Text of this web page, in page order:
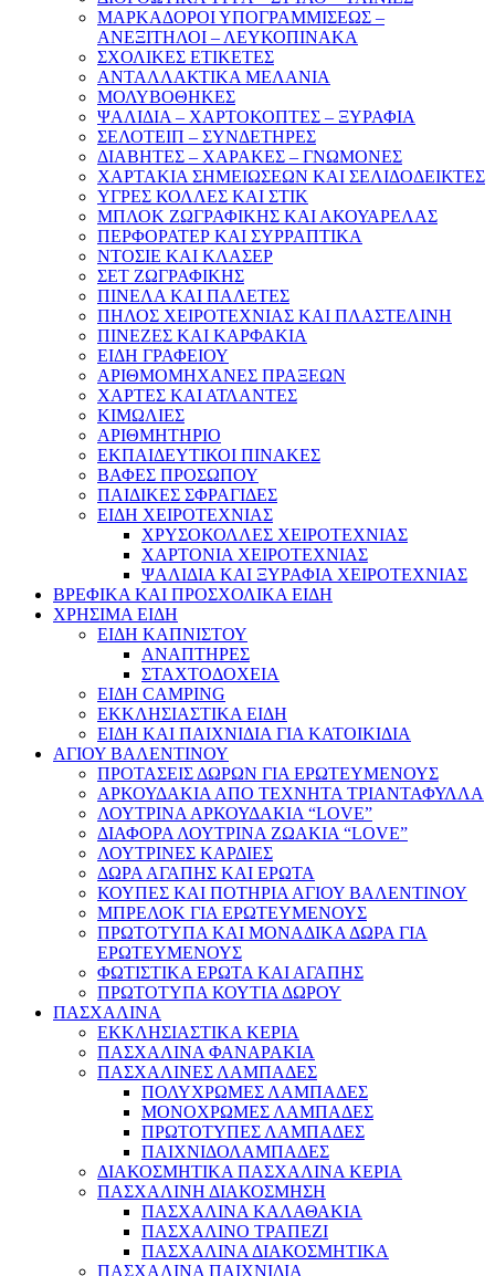
ΜΑΡΚΑΔΟΡΟΙ ΥΠΟΓΡΑΜΜΙΣΕΩΣ –
ΑΝΕΞΙΤΗΛΟΙ – ΛΕΥΚΟΠΙΝΑΚΑ
ΣΧΟΛΙΚΕΣ ΕΤΙΚΕΤΕΣ
ΑΝΤΑΛΛΑΚΤΙΚΑ ΜΕΛΑΝΙΑ
ΜΟΛΥΒΟΘΗΚΕΣ
ΨΑΛΙΔΙΑ – ΧΑΡΤΟΚΟΠΤΕΣ – ΞΥΡΑΦΙΑ
ΣΕΛΟΤΕΙΠ – ΣΥΝΔΕΤΗΡΕΣ
ΔΙΑΒΗΤΕΣ – ΧΑΡΑΚΕΣ – ΓΝΩΜΟΝΕΣ
ΧΑΡΤΑΚΙΑ ΣΗΜΕΙΩΣΕΩΝ ΚΑΙ ΣΕΛΙΔΟΔΕΙΚΤΕΣ
ΥΓΡΕΣ ΚΟΛΛΕΣ ΚΑΙ ΣΤΙΚ
ΜΠΛΟΚ ΖΩΓΡΑΦΙΚΗΣ ΚΑΙ ΑΚΟΥΑΡΕΛΑΣ
ΠΕΡΦΟΡΑΤΕΡ ΚΑΙ ΣΥΡΡΑΠΤΙΚΑ
ΝΤΟΣΙΕ ΚΑΙ ΚΛΑΣΕΡ
ΣΕΤ ΖΩΓΡΑΦΙΚΗΣ
ΠΙΝΕΛΑ ΚΑΙ ΠΑΛΕΤΕΣ
ΠΗΛΟΣ ΧΕΙΡΟΤΕΧΝΙΑΣ ΚΑΙ ΠΛΑΣΤΕΛΙΝΗ
ΠΙΝΕΖΕΣ ΚΑΙ ΚΑΡΦΑΚΙΑ
ΕΙΔΗ ΓΡΑΦΕΙΟΥ
ΑΡΙΘΜΟΜΗΧΑΝΕΣ ΠΡΑΞΕΩΝ
ΧΑΡΤΕΣ ΚΑΙ ΑΤΛΑΝΤΕΣ
ΚΙΜΩΛΙΕΣ
ΑΡΙΘΜΗΤΗΡΙΟ
ΕΚΠΑΙΔΕΥΤΙΚΟΙ ΠΙΝΑΚΕΣ
ΒΑΦΕΣ ΠΡΟΣΩΠΟΥ
ΠΑΙΔΙΚΕΣ ΣΦΡΑΓΙΔΕΣ
ΕΙΔΗ ΧΕΙΡΟΤΕΧΝΙΑΣ
ΧΡΥΣΟΚΟΛΛΕΣ ΧΕΙΡΟΤΕΧΝΙΑΣ
ΧΑΡΤΟΝΙΑ ΧΕΙΡΟΤΕΧΝΙΑΣ
ΨΑΛΙΔΙΑ ΚΑΙ ΞΥΡΑΦΙΑ ΧΕΙΡΟΤΕΧΝΙΑΣ
ΒΡΕΦΙΚΑ ΚΑΙ ΠΡΟΣΧΟΛΙΚΑ ΕΙΔΗ
ΧΡΗΣΙΜΑ ΕΙΔΗ
ΕΙΔΗ ΚΑΠΝΙΣΤΟΥ
ΑΝΑΠΤΗΡΕΣ
ΣΤΑΧΤΟΔΟΧΕΙΑ
ΕΙΔΗ CAMPING
ΕΚΚΛΗΣΙΑΣΤΙΚΑ ΕΙΔΗ
ΕΙΔΗ ΚΑΙ ΠΑΙΧΝΙΔΙΑ ΓΙΑ ΚΑΤΟΙΚΙΔΙΑ
ΑΓΙΟΥ ΒΑΛΕΝΤΙΝΟΥ
ΠΡΟΤΑΣΕΙΣ ΔΩΡΩΝ ΓΙΑ ΕΡΩΤΕΥΜΕΝΟΥΣ
ΑΡΚΟΥΔΑΚΙΑ ΑΠΟ ΤΕΧΝΗΤΑ ΤΡΙΑΝΤΑΦΥΛΛΑ
ΛΟΥΤΡΙΝΑ ΑΡΚΟΥΔΑΚΙΑ “LOVE”
ΔΙΑΦΟΡΑ ΛΟΥΤΡΙΝΑ ΖΩΑΚΙΑ “LOVE”
ΛΟΥΤΡΙΝΕΣ ΚΑΡΔΙΕΣ
ΔΩΡΑ ΑΓΑΠΗΣ ΚΑΙ ΕΡΩΤΑ
ΚΟΥΠΕΣ ΚΑΙ ΠΟΤΗΡΙΑ ΑΓΙΟΥ ΒΑΛΕΝΤΙΝΟΥ
ΜΠΡΕΛΟΚ ΓΙΑ ΕΡΩΤΕΥΜΕΝΟΥΣ
ΠΡΩΤΟΤΥΠΑ ΚΑΙ ΜΟΝΑΔΙΚΑ ΔΩΡΑ ΓΙΑ
ΕΡΩΤΕΥΜΕΝΟΥΣ
ΦΩΤΙΣΤΙΚΑ ΕΡΩΤΑ ΚΑΙ ΑΓΑΠΗΣ
ΠΡΩΤΟΤΥΠΑ ΚΟΥΤΙΑ ΔΩΡΟΥ
ΠΑΣΧΑΛΙΝΑ
ΕΚΚΛΗΣΙΑΣΤΙΚΑ ΚΕΡΙΑ
ΠΑΣΧΑΛΙΝΑ ΦΑΝΑΡΑΚΙΑ
ΠΑΣΧΑΛΙΝΕΣ ΛΑΜΠΑΔΕΣ
ΠΟΛΥΧΡΩΜΕΣ ΛΑΜΠΑΔΕΣ
ΜΟΝΟΧΡΩΜΕΣ ΛΑΜΠΑΔΕΣ
ΠΡΩΤΟΤΥΠΕΣ ΛΑΜΠΑΔΕΣ
ΠΑΙΧΝΙΔΟΛΑΜΠΑΔΕΣ
ΔΙΑΚΟΣΜΗΤΙΚΑ ΠΑΣΧΑΛΙΝΑ ΚΕΡΙΑ
ΠΑΣΧΑΛΙΝΗ ΔΙΑΚΟΣΜΗΣΗ
ΠΑΣΧΑΛΙΝΑ ΚΑΛΑΘΑΚΙΑ
ΠΑΣΧΑΛΙΝΟ ΤΡΑΠΕΖΙ
ΠΑΣΧΑΛΙΝΑ ΔΙΑΚΟΣΜΗΤΙΚΑ
ΠΑΣΧΑΛΙΝΑ ΠΑΙΧΝΙΔΙΑ